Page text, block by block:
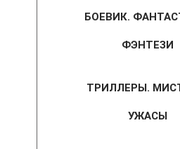
БОЕВИК.
ФЭНТЕЗИ
ТРИЛЛЕРЫ.
УЖАСЫ